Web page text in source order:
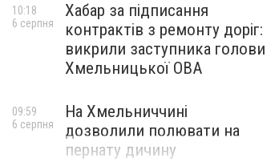
Хабар за підписання
контрактів з ремонту доріг:
викрили заступника голови
Хмельницької ОВА
10:18
6 серпня
На Хмельниччині
дозволили полювати на
пернату дичину
09:59
6 серпня